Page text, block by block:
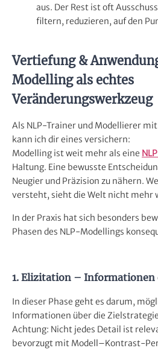
aus. Der Rest ist oft
filtern, reduzieren, auf den
Vertiefung &
Modelling als echtes
Veränderungswerkzeug
Als NLP-Trainer und Modellierer
kann ich dir eines versichern:
Modelling ist weit mehr als eine
Haltung. Eine bewusste
Neugier und Präzision zu nähern.
versteht, sieht die Welt nicht mehr
In der Praxis hat sich besonders
Phasen des NLP-Modellings
1. Elizitation – Informationen
In dieser Phase geht es darum,
Informationen über die
Achtung: Nicht jedes Detail ist
bevorzugt mit Modell–Kontrast-